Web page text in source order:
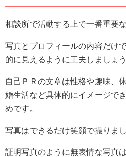
相談所で活動する上で一番重要
写真とプロフィールの内容だけ
的に見えるように工夫しましょう
自己ＰＲの文章は性格や趣味、
婚生活など具体的にイメージで
めです。
写真はできるだけ笑顔で撮りまし
証明写真のように無表情な写真は